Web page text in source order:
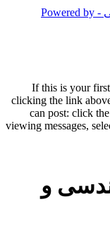
If this is your
clicking the link
can post: click
viewing messages,
و